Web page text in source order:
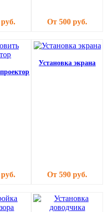
От 500 руб.
Установка экрана
От 590 руб.